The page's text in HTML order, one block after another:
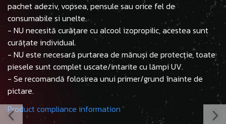
pachet adeziv, vopsea, pensule sau orice fel de
consumabile si unelte.
- NU necesită curățare cu alcool izopropilic, acestea sunt
curățate individual.
- NU este necesară purtarea de mănuși de protecție, toate
piesele sunt complet uscate/intarite cu lămpi UV.
- Se recomandă folosirea unui primer/grund înainte de
pictare.
Product compliance information